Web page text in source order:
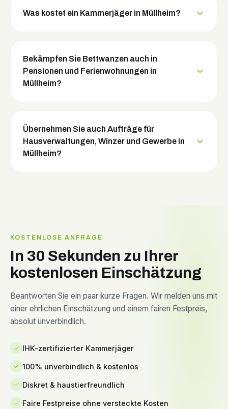
Was kostet ein Kammerjäger in Müllheim?
Bekämpfen Sie Bettwanzen auch in
Pensionen und Ferienwohnungen in
Müllheim?
Übernehmen Sie auch Aufträge für
Hausverwaltungen, Winzer und Gewerbe in
Müllheim?
KOSTENLOSE ANFRAGE
In 30 Sekunden zu Ihrer
kostenlosen Einschätzung
Beantworten Sie ein paar kurze Fragen. Wir melden uns mit
einer ehrlichen Einschätzung und einem fairen Festpreis,
absolut unverbindlich.
IHK-zertifizierter Kammerjäger
100% unverbindlich & kostenlos
Diskret & haustierfreundlich
Faire Festpreise ohne versteckte Kosten